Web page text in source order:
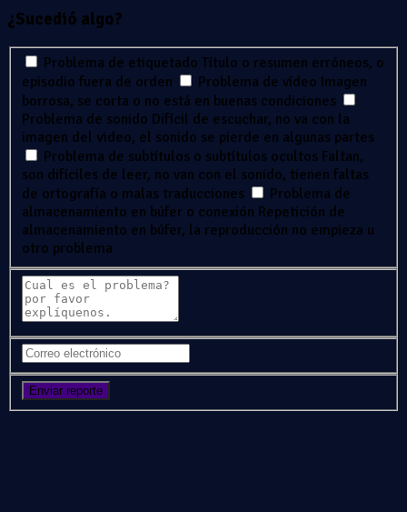
¿Sucedió algo?
Problema de etiquetado Título o resumen erróneos, o
episodio fuera de orden
Problema de vídeo Imagen
borrosa, se corta o no está en buenas condiciones
Problema de sonido Difícil de escuchar, no va con la
imagen del video, el sonido se pierde en algunas partes
Problema de subtítulos o subtítulos ocultos Faltan,
son difíciles de leer, no van con el sonido, tienen faltas
de ortografía o malas traducciones
Problema de
almacenamiento en búfer o conexión Repetición de
almacenamiento en búfer, la reproducción no empieza u
otro problema